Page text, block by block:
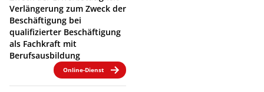
Verlängerung zum Zweck der
Beschäftigung bei
qualifizierter Beschäftigung
als Fachkraft mit
Berufsausbildung
Online-Dienst